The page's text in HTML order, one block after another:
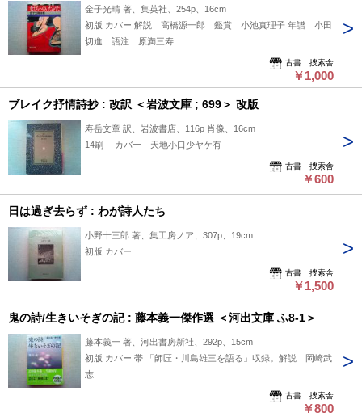
金子光晴 著、集英社、254p、16cm
初版 カバー 解説 高橋源一郎 鑑賞 小池真理子 年譜 小田
切進 語注 原満三寿
古書 捜索舎
￥1,000
ブレイク抒情詩抄 : 改訳 ＜岩波文庫 ; 699＞ 改版
寿岳文章 訳、岩波書店、116p 肖像、16cm
14刷 カバー 天地小口少ヤケ有
古書 捜索舎
￥600
日は過ぎ去らず : わが詩人たち
小野十三郎 著、集工房ノア、307p、19cm
初版 カバー
古書 捜索舎
￥1,500
鬼の詩/生きいそぎの記 : 藤本義一傑作選 ＜河出文庫 ふ8-1＞
藤本義一 著、河出書房新社、292p、15cm
初版 カバー 帯 「師匠・川島雄三を語る」収録。解説 岡崎武
志
古書 捜索舎
￥800